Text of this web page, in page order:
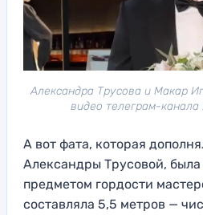
Александра Трусова и Макар
видео телеграм-
А вот фата, которая
Александры Трусовой,
предметом гордости
составляла 5,5 метров —